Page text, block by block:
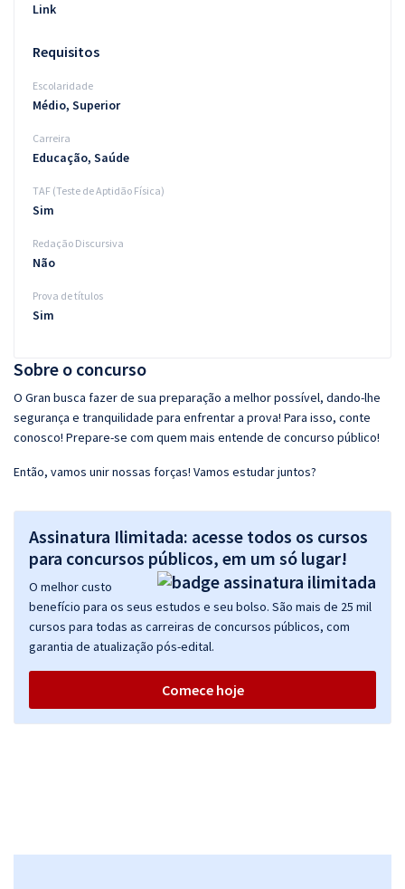
Sobre o concurso
O Gran busca fazer de sua preparação a melhor possível, dando-lhe
segurança e tranquilidade para enfrentar a prova! Para isso, conte
conosco! Prepare-se com quem mais entende de concurso público!
Então, vamos unir nossas forças! Vamos estudar juntos?
Assinatura Ilimitada: acesse todos os cursos
para concursos públicos, em um só lugar!
O melhor custo
benefício para os seus estudos e seu bolso. São mais de 25 mil
cursos para todas as carreiras de concursos públicos, com
garantia de atualização pós-edital.
Comece hoje
Link
Requisitos
Escolaridade
Médio, Superior
Carreira
Educação, Saúde
TAF (Teste de Aptidão Física)
Sim
Redação Discursiva
Não
Prova de títulos
Sim